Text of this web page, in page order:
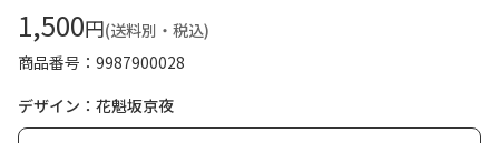
1,500円(送料別・税込)
商品番号
9987900028
デザイン：花魁坂京夜